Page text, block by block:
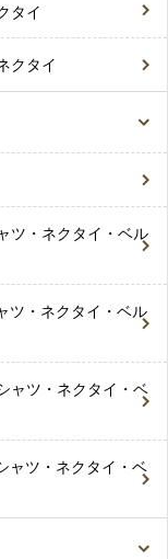
タイ
クタイ
ツ・ネクタイ・ベル
ツ・ネクタイ・ベル
ャツ・ネクタイ・ベ
ャツ・ネクタイ・ベ